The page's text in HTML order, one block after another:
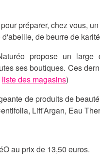
préparer, chez vous, un
de beurre de
propose un
ses boutiques. Ces
liste des magasins)
de produits de
Lift'Argan, Eau
au prix de 13,50 euros.